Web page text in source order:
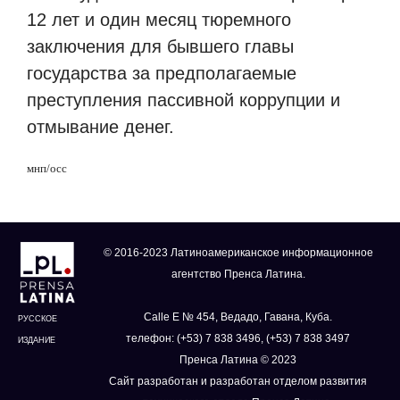
12 лет и один месяц тюремного
заключения для бывшего главы
государства за предполагаемые
преступления пассивной коррупции и
отмывание денег.
мнп/осс
РУССКОЕ
ИЗДАНИЕ
© 2016-2023 Латиноамериканское информационное
агентство Пренса Латина.
Calle E № 454, Ведадо, Гавана, Куба.
телефон: (+53) 7 838 3496, (+53) 7 838 3497
Пренса Латина © 2023
Сайт разработан и разработан отделом развития